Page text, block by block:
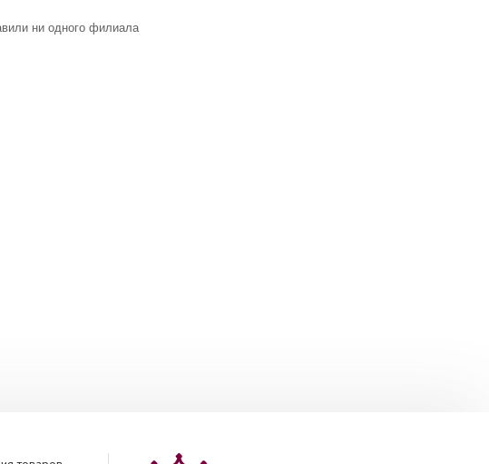
ни одного филиала